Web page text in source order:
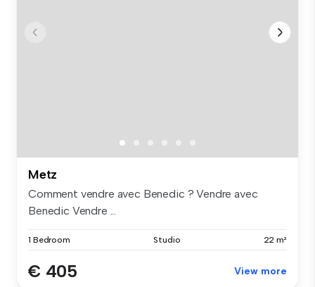
Metz
Comment vendre avec Benedic ? Vendre avec
Benedic Vendre ...
1 Bedroom Studio 22 m²
€ 405 View more